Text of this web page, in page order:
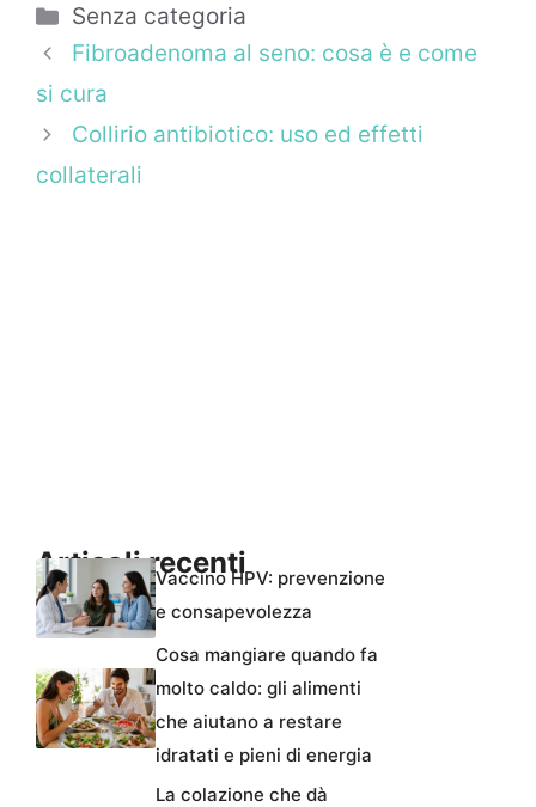
Categorie
Senza categoria
Fibroadenoma al seno: cosa è e come
si cura
Collirio antibiotico: uso ed effetti
collaterali
Articoli recentiVaccino HPV: prevenzione
e consapevolezza
Cosa mangiare quando fa
molto caldo: gli alimenti
che aiutano a restare
idratati e pieni di energia
La colazione che dà